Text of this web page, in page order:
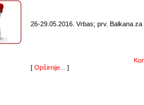
26-29.05.2016. Vrbas; prv. Balkana
[ Opširnije... ]